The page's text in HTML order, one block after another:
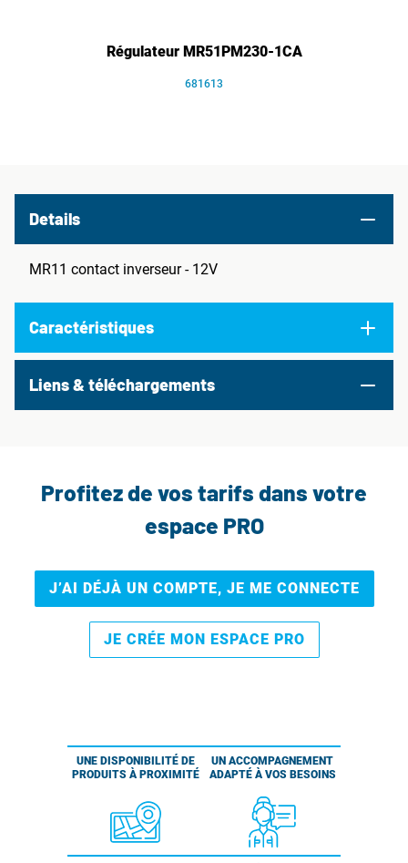
Régulateur MR51PM230-1CA
681613
Details
MR11 contact inverseur - 12V
Caractéristiques
Liens & téléchargements
Profitez de vos tarifs dans votre
espace PRO
J’AI DÉJÀ UN COMPTE, JE ME CONNECTE
JE CRÉE MON ESPACE PRO
UNE DISPONIBILITÉ DE
PRODUITS À PROXIMITÉ
UN ACCOMPAGNEMENT
ADAPTÉ À VOS BESOINS